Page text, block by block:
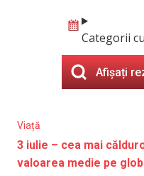
Categorii
Afișați
Viață
3 iulie – cea mai
valoarea medie pe glob